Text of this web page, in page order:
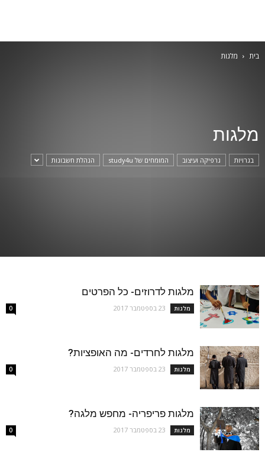
בית מלגות
מלגות
בגרויות גרפיקה ועיצוב המומחים של study4u הנהלת חשבונות
מלגות לדרוזים- כל הפרטים
מלגות 23 בספטמבר 2017 0
מלגות לחרדים- מה האופציות?
מלגות 23 בספטמבר 2017 0
מלגות פריפריה- מחפש מלגה?
מלגות 23 בספטמבר 2017 0